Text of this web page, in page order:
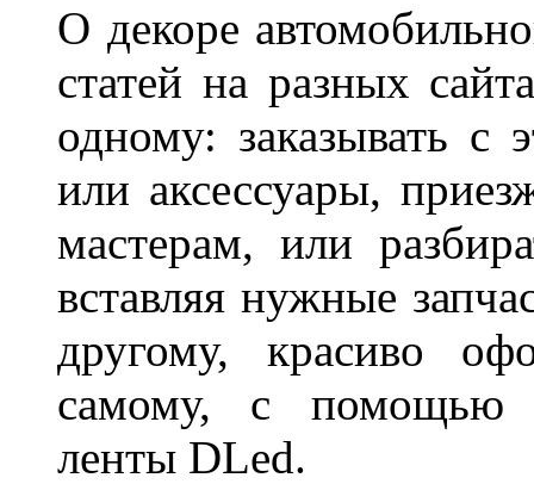
О декоре
статей на разных
одному: заказывать с
или аксессуары,
мастерам, или
вставляя нужные
другому, красиво
самому, с помощью
ленты DLed.